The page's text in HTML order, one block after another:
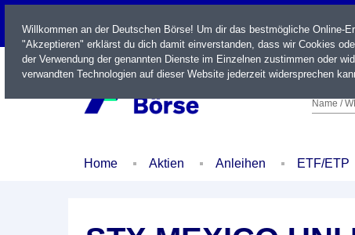
LIVE
Name /
Home Aktien Anleihen ETF/ETP
Willkommen an der Deutschen Börse! Um dir das bestmögliche
"Akzeptieren" erklärst du dich damit einverstanden, dass wir Cookies
der Verwendung der genannten Dienste im Einzelnen zustimmen oder
verwandten Technologien auf dieser Website jederzeit widersprechen